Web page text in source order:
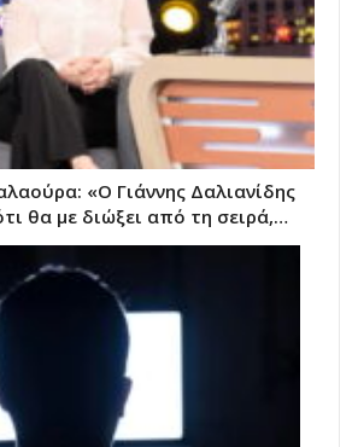
«Ο Γιάννης Δαλιανίδης
θα με διώξει από τη σειρά,…